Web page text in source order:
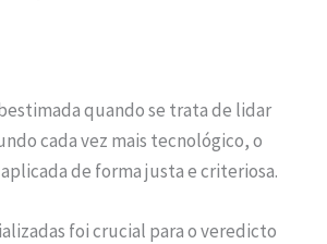
quando se trata de lidar
cada vez mais tecnológico, o
de forma justa e criteriosa.
foi crucial para o veredicto